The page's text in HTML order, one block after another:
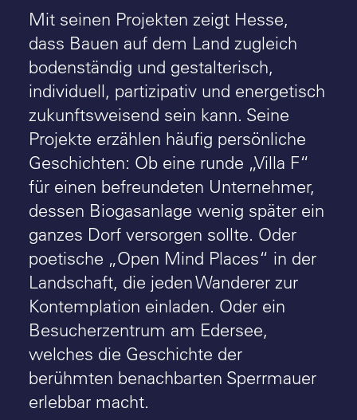
Mit seinen Projekten zeigt Hesse,
dass Bauen auf dem Land zugleich
bodenständig und gestalterisch,
individuell, partizipativ und energetisch
zukunftsweisend sein kann. Seine
Projekte erzählen häufig persönliche
Geschichten: Ob eine runde „Villa F“
für einen befreundeten Unternehmer,
dessen Biogasanlage wenig später ein
ganzes Dorf versorgen sollte. Oder
poetische „Open Mind Places“ in der
Landschaft, die jeden Wanderer zur
Kontemplation einladen. Oder ein
Besucherzentrum am Edersee,
welches die Geschichte der
berühmten benachbarten Sperrmauer
erlebbar macht.